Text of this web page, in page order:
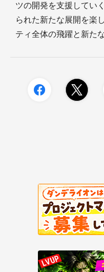
ツの開発を支援してい
られた新たな展開を楽
ティ全体の飛躍と新た